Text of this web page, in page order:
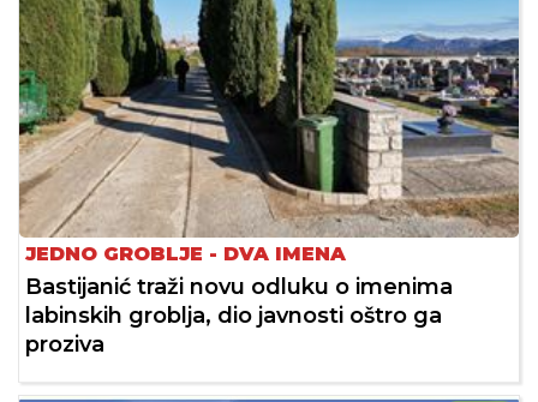
JEDNO GROBLJE - DVA IMENA
Bastijanić traži novu odluku o imenima
labinskih groblja, dio javnosti oštro ga
proziva